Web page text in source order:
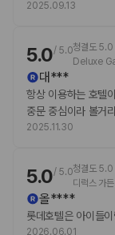
2025.09.13
5.0/ 5.0청결도
Deluxe
대***
항상 이용하는 호텔
중문 중심이라 볼거
2025.11.30
5.0/ 5.0청결도
디럭스 가
올****
롯데호텔은 아이들
2026.06.01